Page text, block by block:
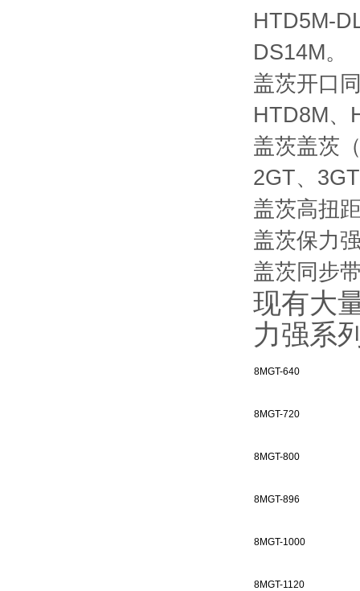
HTD5M-
DS14M。
盖茨开口
HTD8M、
盖茨盖茨
2GT、
盖茨高扭
盖茨保力
盖茨同步
现有大
力强系
8MGT-640
8MGT-720
8MGT-800
8MGT-896
8MGT-1000
8MGT-1120